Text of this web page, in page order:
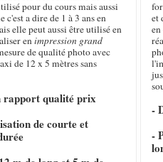
pour du cours mais aussi
c'est a dire de 1 à 3 ans en
elle peut aussi être utilisé en
enimpression grand
de qualité photo avec
de 12 x 5 mètres sans
rapport qualité prix
de courte et
et
-
-